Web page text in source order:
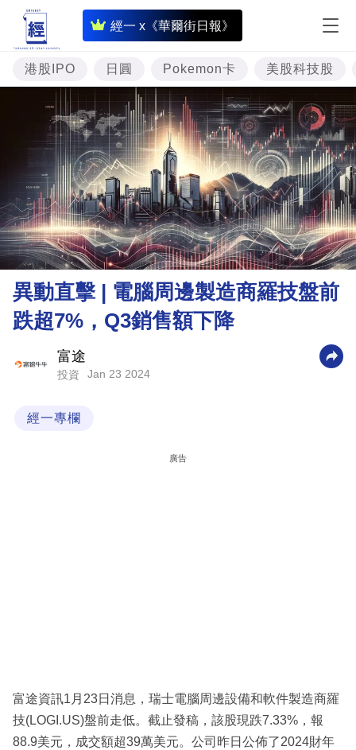
經一 x《華爾街日報》
即
時
財
經
專
題
投
資
樓
市
理
商
科
區
港股IPO 日圓 Pokemon卡 美股科技股
異動直擊 | 電腦周邊製造商羅技盤前
跌超7%，Q3銷售額下降
富途
投資 Jan 23 2024
經一專欄
廣告
富途資訊1月23日消息，瑞士電腦周邊設備和軟件製造商羅
技(LOGI.US)盤前走低。截止發稿，該股現跌7.33%，報
88.9美元，成交額超39萬美元。公司昨日公佈了2024財年